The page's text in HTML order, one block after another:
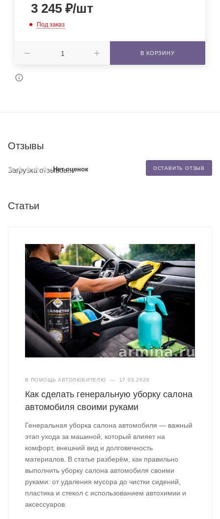
3 245 ₽/шт
Под заказ
В КОРЗИНУ
Отзывы
Нет оценок ОСТАВИТЬ ОТЗЫВ
Загрузка отзывов...
Статьи
В ПОМОЩЬ АВТОЛЮБИТЕЛЮ — 17.03.2026
Как сделать генеральную уборку салона
автомобиля своими руками
Генеральная уборка салона автомобиля — важный
этап ухода за машиной, который влияет на
комфорт, внешний вид и долговечность
материалов. В статье разберём, как правильно
выполнить уборку салона автомобиля своими
руками: от удаления мусора до чистки сидений,
пластика и стекол с использованием автохимии и
аксессуаров.